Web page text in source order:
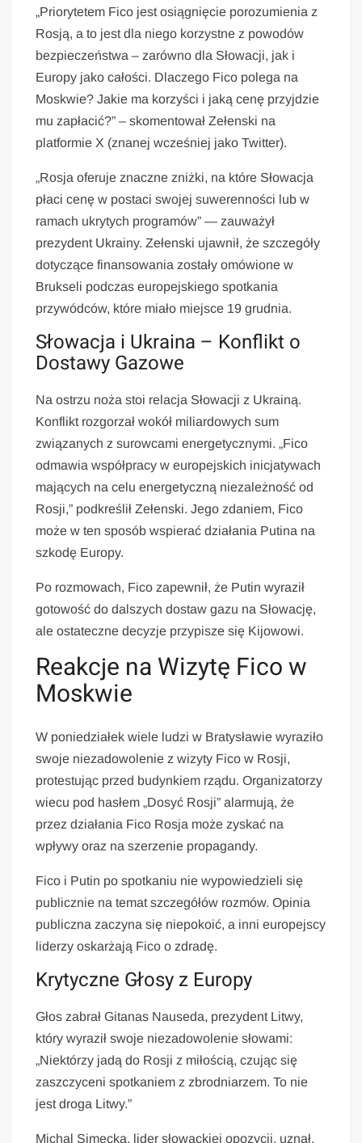
„Priorytetem Fico jest osiągnięcie porozumienia z
Rosją, a to jest dla niego korzystne z powodów
bezpieczeństwa – zarówno dla Słowacji, jak i
Europy jako całości. Dlaczego Fico polega na
Moskwie? Jakie ma korzyści i jaką cenę przyjdzie
mu zapłacić?” – skomentował Zełenski na
platformie X (znanej wcześniej jako Twitter).
„Rosja oferuje znaczne zniżki, na które Słowacja
płaci cenę w postaci swojej suwerenności lub w
ramach ukrytych programów” — zauważył
prezydent Ukrainy. Zełenski ujawnił, że szczegóły
dotyczące finansowania zostały omówione w
Brukseli podczas europejskiego spotkania
przywódców, które miało miejsce 19 grudnia.
Słowacja i Ukraina – Konflikt o
Dostawy Gazowe
Na ostrzu noża stoi relacja Słowacji z Ukrainą.
Konflikt rozgorzał wokół miliardowych sum
związanych z surowcami energetycznymi. „Fico
odmawia współpracy w europejskich inicjatywach
mających na celu energetyczną niezależność od
Rosji,” podkreślił Zełenski. Jego zdaniem, Fico
może w ten sposób wspierać działania Putina na
szkodę Europy.
Po rozmowach, Fico zapewnił, że Putin wyraził
gotowość do dalszych dostaw gazu na Słowację,
ale ostateczne decyzje przypisze się Kijowowi.
Reakcje na Wizytę Fico w
Moskwie
W poniedziałek wiele ludzi w Bratysławie wyraziło
swoje niezadowolenie z wizyty Fico w Rosji,
protestując przed budynkiem rządu. Organizatorzy
wiecu pod hasłem „Dosyć Rosji” alarmują, że
przez działania Fico Rosja może zyskać na
wpływy oraz na szerzenie propagandy.
Fico i Putin po spotkaniu nie wypowiedzieli się
publicznie na temat szczegółów rozmów. Opinia
publiczna zaczyna się niepokoić, a inni europejscy
liderzy oskarżają Fico o zdradę.
Krytyczne Głosy z Europy
Głos zabrał Gitanas Nauseda, prezydent Litwy,
który wyraził swoje niezadowolenie słowami:
„Niektórzy jadą do Rosji z miłością, czując się
zaszczyceni spotkaniem z zbrodniarzem. To nie
jest droga Litwy.”
Michal Simecka, lider słowackiej opozycji, uznał,